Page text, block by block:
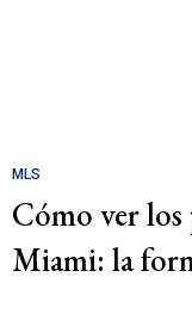
MLS
Cómo ver
Miami: la